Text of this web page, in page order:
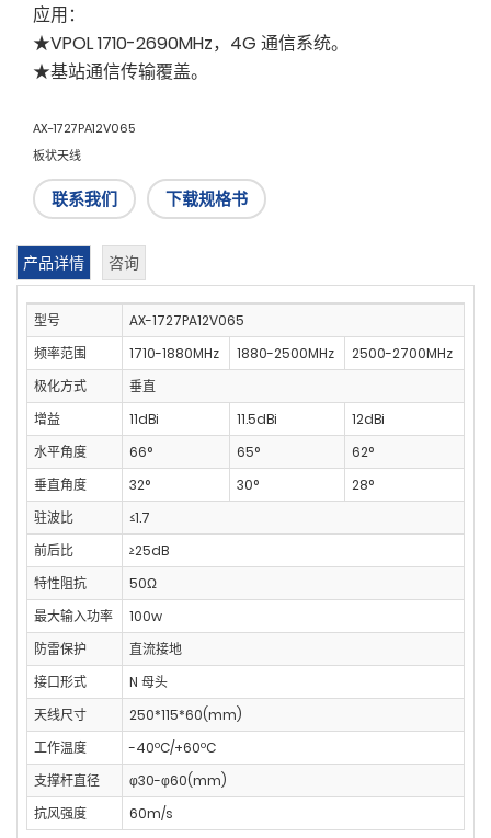
应用：
★VPOL 1710-2690MHz，4G 通信系统。
★基站通信传输覆盖。
AX-1727PA12V065
板状天线
联系我们 下载规格书
产品详情 咨询
型号
AX-1727PA12V065
频率范围
1710-1880MHz 1880-2500MHz
2500-2700MHz
极化方式
垂直
增益
11dBi 11.5dBi
12dBi
水平角度
66° 65°
62°
垂直角度
32° 30°
28°
驻波比
≤1.7
前后比
≥25dB
特性阻抗
50Ω
最大输入功率
100w
防雷保护
直流接地
接口形式
N 母头
天线尺寸
250*115*60(mm)
工作温度
-40ºC/+60ºC
支撑杆直径
φ30-φ60(mm)
抗风强度
60m/s